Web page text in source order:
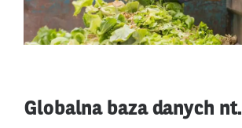
Globalna baza danych nt.